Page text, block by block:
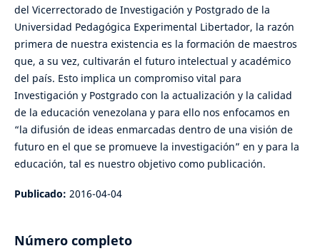
del Vicerrectorado de Investigación y Postgrado de la
Universidad Pedagógica Experimental Libertador, la razón
primera de nuestra existencia es la formación de maestros
que, a su vez, cultivarán el futuro intelectual y académico
del país. Esto implica un compromiso vital para
Investigación y Postgrado con la actualización y la calidad
de la educación venezolana y para ello nos enfocamos en
“la difusión de ideas enmarcadas dentro de una visión de
futuro en el que se promueve la investigación” en y para la
educación, tal es nuestro objetivo como publicación.
Publicado: 2016-04-04
Número completo